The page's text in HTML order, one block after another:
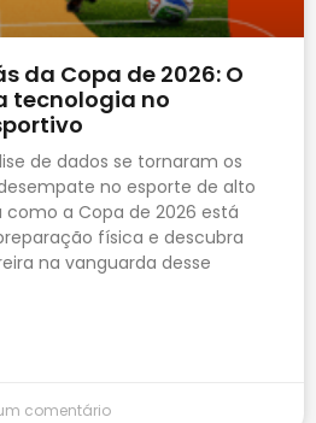
da Copa de 2026: O
tecnologia no
de dados se tornaram os
no esporte de alto
a Copa de 2026 está
física e descubra
na vanguarda desse
comentário